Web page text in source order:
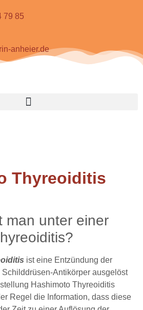
79 85
anheier.de
Thyreoiditis
man unter einer
ist eine Entzündung der
Antikörper ausgelöst
Hashimoto Thyreoiditis
Regel die Information, dass diese